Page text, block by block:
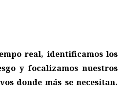
real, identificamos los
y focalizamos nuestros
donde más se necesitan.